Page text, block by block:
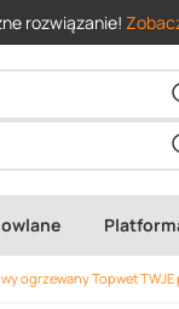
rozwiązanie!
ogrzewany Topwet